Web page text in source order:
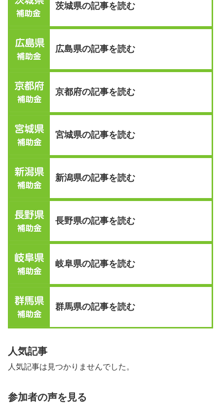
茨城県の記事を読む
広島県の記事を読む
京都府の記事を読む
宮城県の記事を読む
新潟県の記事を読む
長野県の記事を読む
岐阜県の記事を読む
群馬県の記事を読む
人気記事
人気記事は見つかりませんでした。
参加者の声を見る